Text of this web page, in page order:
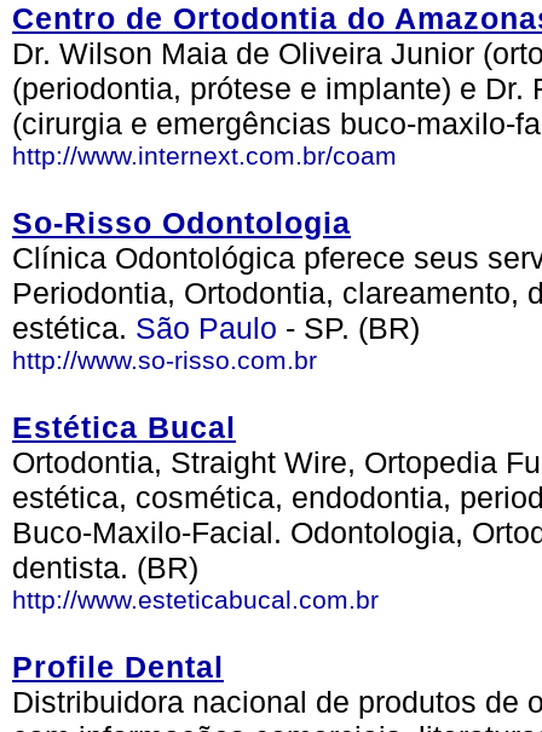
Centro de Ortodontia do
Dr. Wilson Maia de Oliveira Junior
(periodontia, prótese e implante) e
(cirurgia e emergências buco-maxilo-
http://www.internext.com.br/coam
So-Risso Odontologia
Clínica Odontológica pferece seus
Periodontia, Ortodontia, clareamento,
estética. São Paulo - SP. (BR)
http://www.so-risso.com.br
Estética Bucal
Ortodontia, Straight Wire, Ortopedia
estética, cosmética, endodontia,
Buco-Maxilo-Facial. Odontologia,
dentista. (BR)
http://www.esteticabucal.com.br
Profile Dental
Distribuidora nacional de produtos de